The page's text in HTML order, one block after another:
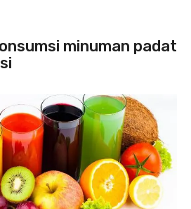
minuman padat